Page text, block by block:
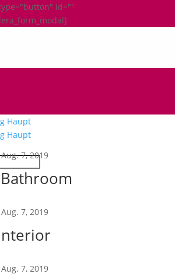
id=""
Aug. 7, 2019
Aug. 7, 2019
Aug. 7, 2019